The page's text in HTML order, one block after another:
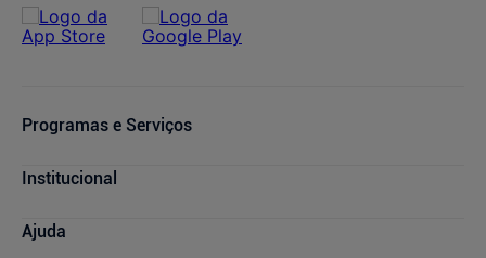
Programas e Serviços
Serviços Farmacêuticos
Cupons de Desconto
Institucional
Nossas Lojas
Ajuda